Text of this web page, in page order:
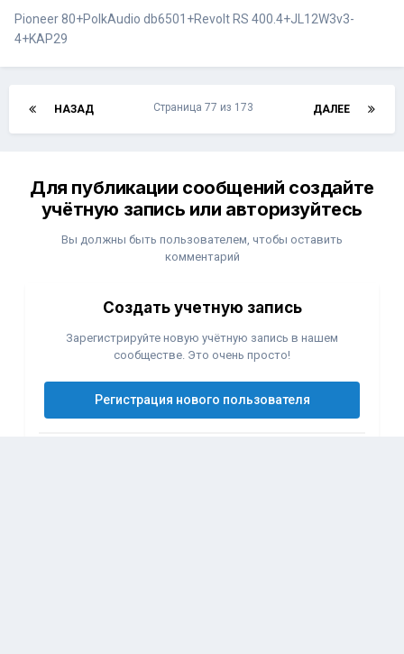
Pioneer 80+PolkAudio db6501+Revolt RS 400.4+JL12W3v3-
4+KAP29
НАЗАД ДАЛЕЕ
Страница 77 из 173
Для публикации сообщений создайте
учётную запись или авторизуйтесь
Вы должны быть пользователем, чтобы оставить
комментарий
Создать учетную запись
Зарегистрируйте новую учётную запись в нашем
сообществе. Это очень просто!
Регистрация нового пользователя